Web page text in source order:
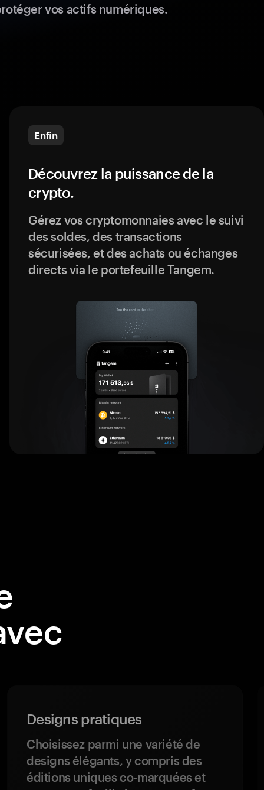
vos actifs numériques.
Enfin
Découvrez la puissance de la
crypto.
Gérez vos cryptomonnaies avec le suivi
des soldes, des transactions
sécurisées, et des achats ou échanges
directs via le portefeuille Tangem.
Designs pratiques
Choisissez parmi une variété de
designs élégants, y compris des
éditions uniques co-marquées et